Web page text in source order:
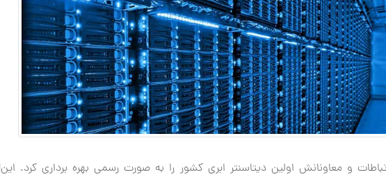
و معاونانش اولین دیتاسنتر ابری کشور را به صورت رسمی بهره برداری کرد. این